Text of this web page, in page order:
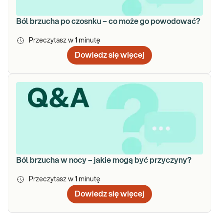
Ból brzucha po czosnku – co może go powodować?
Przeczytasz w 1 minutę
Dowiedz się więcej
Ból brzucha w nocy – jakie mogą być przyczyny?
Przeczytasz w 1 minutę
Dowiedz się więcej